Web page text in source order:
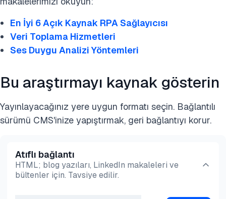
En İyi 6 Açık Kaynak RPA Sağlayıcısı
Veri Toplama Hizmetleri
Ses Duygu Analizi Yöntemleri
Bu araştırmayı kaynak gösterin
Yayınlayacağınız yere uygun formatı seçin. Bağlantılı
sürümü CMS'inize yapıştırmak, geri bağlantıyı korur.
Atıflı bağlantı
HTML; blog yazıları, LinkedIn makaleleri ve
bültenler için. Tavsiye edilir.